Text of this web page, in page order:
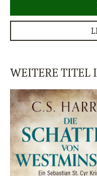
WEITERE TITEL